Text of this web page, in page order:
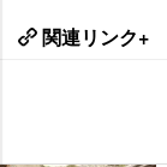
関連リンク+